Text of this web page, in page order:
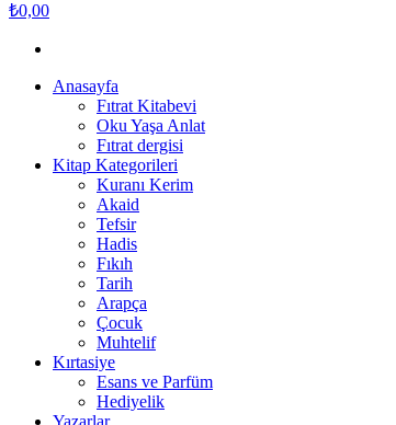
₺0,00
Anasayfa
Fıtrat Kitabevi
Oku Yaşa Anlat
Fıtrat dergisi
Kitap Kategorileri
Kuranı Kerim
Akaid
Tefsir
Hadis
Fıkıh
Tarih
Arapça
Çocuk
Muhtelif
Kırtasiye
Esans ve Parfüm
Hediyelik
Yazarlar